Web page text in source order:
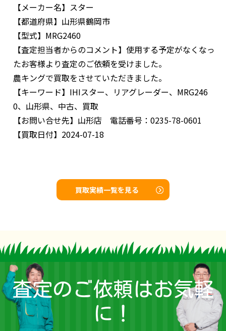
【メーカー名】 スター
【都道府県】 山形県鶴岡市
【型式】 MRG2460
【査定担当者からのコメント】 使用する予定がなくなっ
たお客様より査定のご依頼を受けました。
農キングで買取をさせていただきました。
【キーワード】 IHIスター、リアグレーダー、MRG246
0、山形県、中古、買取
【お問い合せ先】 山形店 電話番号：0235-78-0601
【買取日付】 2024-07-18
買取実績一覧を見る
査定のご依頼はお気軽
に！